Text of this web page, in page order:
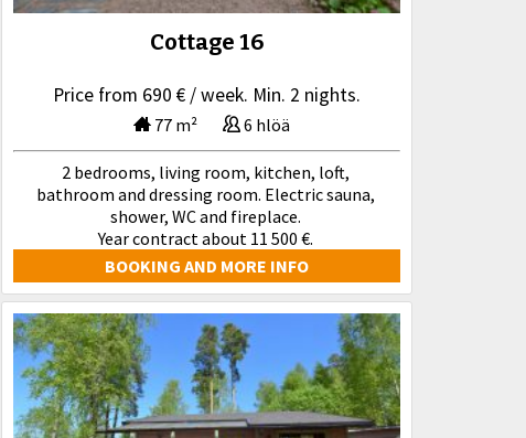
Cottage 16
Price from 690 € / week. Min. 2 nights.
77 m² 6 hlöä
2 bedrooms, living room, kitchen, loft,
bathroom and dressing room. Electric sauna,
shower, WC and fireplace.
Year contract about 11 500 €.
BOOKING AND MORE INFO